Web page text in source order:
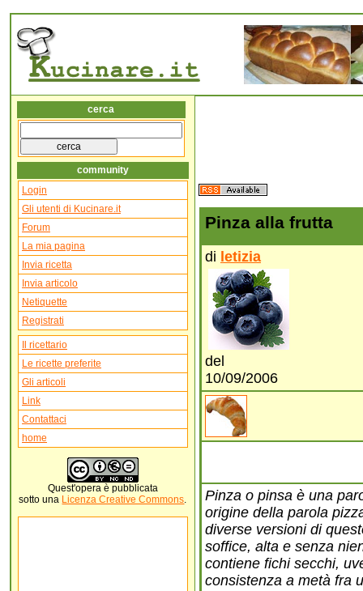
cerca
community
Login
Gli utenti di Kucinare.it
Forum
La mia pagina
Invia ricetta
Invia articolo
Netiquette
Registrati
Il ricettario
Le ricette preferite
Gli articoli
Link
Contattaci
home
Quest'opera è pubblicata
sotto una Licenza Creative Commons.
Pinza alla frutta
di letizia
del
10/09/2006
Pinza o pinsa è una
origine della parola
diverse versioni di
soffice, alta e senza
contiene fichi secchi,
consistenza a metà fra